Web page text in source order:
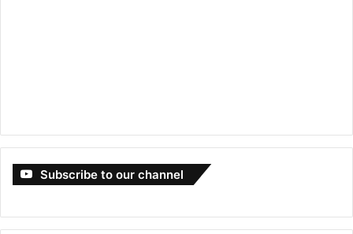
Subscribe to our channel